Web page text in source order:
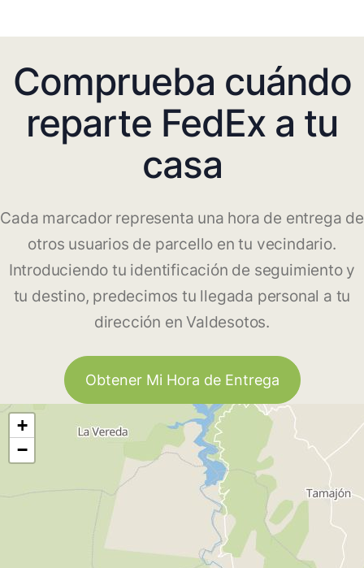
Comprueba cuándo
reparte FedEx a tu
casa
Cada marcador representa una hora de entrega de
otros usuarios de parcello en tu vecindario.
Introduciendo tu identificación de seguimiento y
tu destino, predecimos tu llegada personal a tu
dirección en Valdesotos.
Obtener Mi Hora de Entrega
+
−